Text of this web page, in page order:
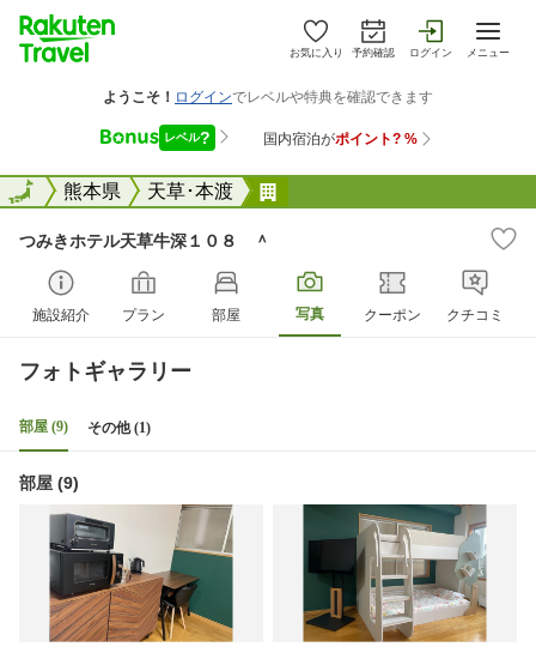
お気に入り 予約確認 ログイン メニュー
全国熊本県 天草･本渡
全国
つみきホテル天草牛深１０８ ＾
施設紹介 プラン 部屋 写真 クーポン クチコミ
フォトギャラリー
部屋 (9) その他 (1)
部屋 (9)